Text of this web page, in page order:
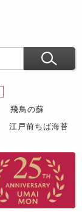
飛鳥の蘇
江戸前ちば海苔